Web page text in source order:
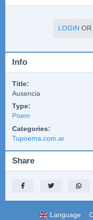
LOGIN OR
Info
Title:
Ausencia
Type:
Poem
Categories:
Tupoema.com.ar
Share
Language